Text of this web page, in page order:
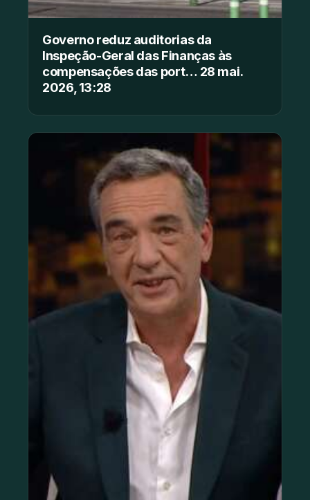
Governo reduz auditorias da
Inspeção-Geral das Finanças às
compensações das port… 28 mai.
2026, 13:28